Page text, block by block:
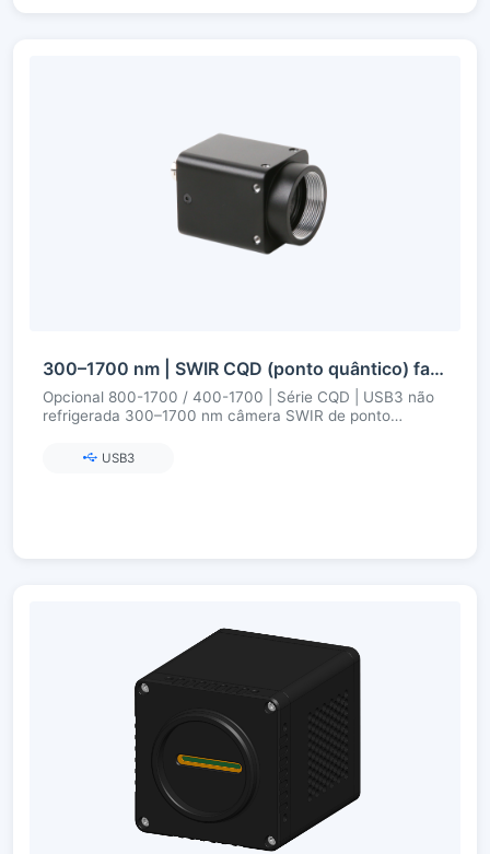
300–1700 nm | SWIR CQD (ponto quântico) fabricado na China | USB3 | Não resfriado | Câmera SWIR
Opcional 800-1700 / 400-1700 | Série CQD | USB3 não
refrigerada 300–1700 nm câmera SWIR de ponto
USB3